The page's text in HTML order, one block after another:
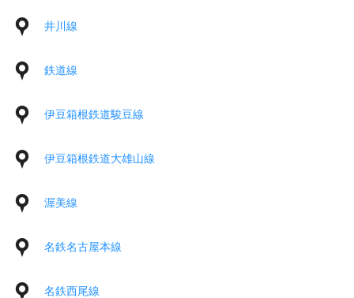
井川線
鉄道線
伊豆箱根鉄道駿豆線
伊豆箱根鉄道大雄山線
渥美線
名鉄名古屋本線
名鉄西尾線